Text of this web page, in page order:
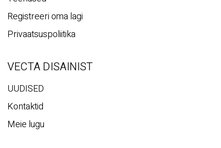
Registreeri oma lagi
Privaatsuspoliitika
VECTA DISAINIST
UUDISED
Kontaktid
Meie lugu